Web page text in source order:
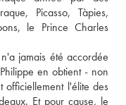
Picasso, Tàpies,
le Prince Charles
jamais été accordée
en obtient - non
l'élite des
Et pour cause, le